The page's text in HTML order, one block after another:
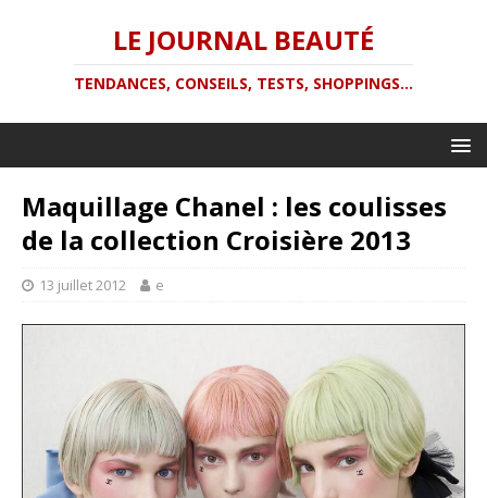
LE JOURNAL BEAUTÉ
TENDANCES, CONSEILS, TESTS, SHOPPINGS...
Maquillage Chanel : les coulisses
de la collection Croisière 2013
13 juillet 2012 e